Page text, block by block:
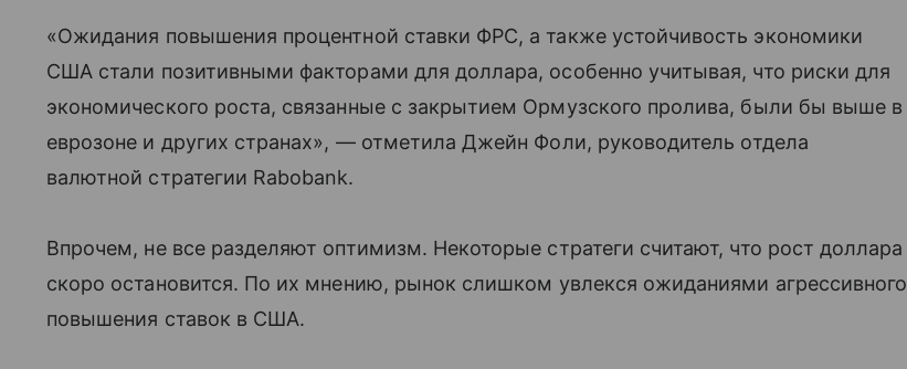
«Ожидания повышения процентной ставки ФРС, а также устойчивость экономики
США стали позитивными факторами для доллара, особенно учитывая, что риски для
экономического роста, связанные с закрытием Ормузского пролива, были бы выше в
еврозоне и других странах», — отметила Джейн Фоли, руководитель отдела
валютной стратегии Rabobank.
Впрочем, не все разделяют оптимизм. Некоторые стратеги считают, что рост доллара
скоро остановится. По их мнению, рынок слишком увлекся ожиданиями агрессивного
повышения ставок в США.